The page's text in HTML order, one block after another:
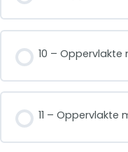
10 – Oppervlakte
11 – Oppervlakte